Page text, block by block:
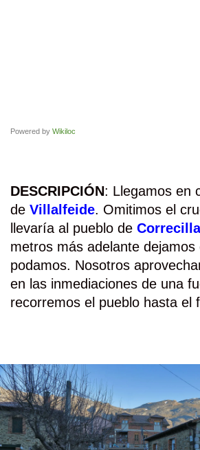
Powered by Wikiloc
DESCRIPCIÓN: Llegamos en
de Villalfeide. Omitimos el
llevaría al pueblo de
metros más adelante dejamos
podamos. Nosotros
en las inmediaciones de una
recorremos el pueblo hasta el